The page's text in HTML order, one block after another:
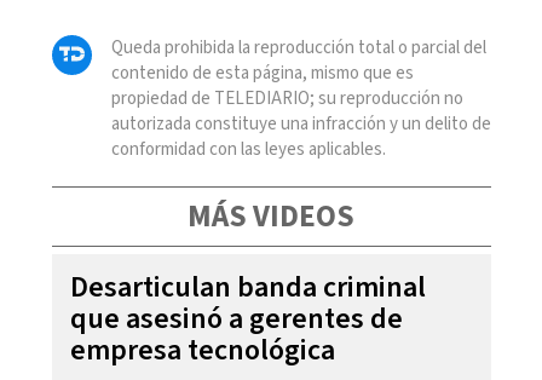
Queda prohibida la reproducción total o parcial del
contenido de esta página, mismo que es
propiedad de TELEDIARIO; su reproducción no
autorizada constituye una infracción y un delito de
conformidad con las leyes aplicables.
MÁS VIDEOS
Desarticulan banda criminal
que asesinó a gerentes de
empresa tecnológica